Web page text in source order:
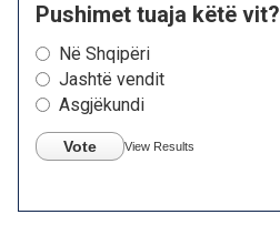
Pushimet tuaja këtë vit?
Në Shqipëri
Jashtë vendit
Asgjëkundi
Vote View Results